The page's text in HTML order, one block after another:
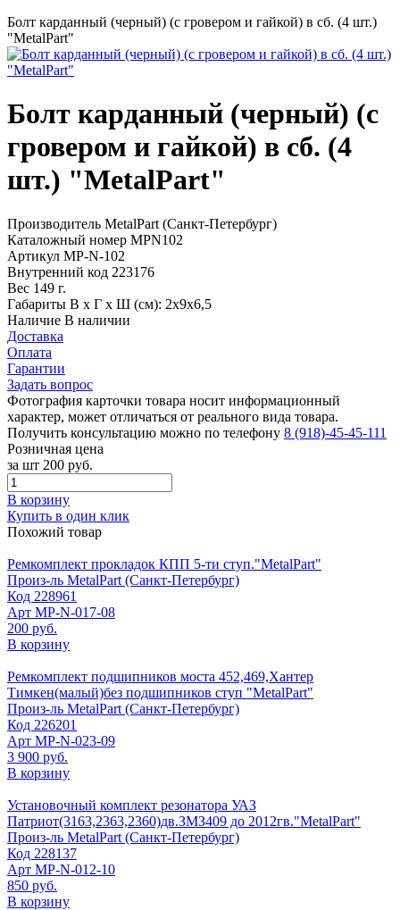
Болт карданный (черный) (с гровером и гайкой) в сб. (4 шт.)
"MetalPart"
Болт карданный (черный) (с
гровером и гайкой) в сб. (4
шт.) "MetalPart"
Производитель MetalPart (Санкт-Петербург)
Каталожный номер МРN102
Артикул МР-N-102
Внутренний код 223176
Вес 149 г.
Габариты В х Г х Ш (см): 2х9х6,5
Наличие В наличии
Доставка
Оплата
Гарантии
Задать вопрос
Фотография карточки товара носит информационный
характер, может отличаться от реального вида товара.
Получить консультацию можно по телефону 8 (918)-45-45-111
Розничная цена
за шт 200 руб.
В корзину
Купить в один клик
Похожий товар
Ремкомплект прокладок КПП 5-ти ступ."MetalPart"
Произ-ль MetalPart (Санкт-Петербург)
Код 228961
Арт МР-N-017-08
200 руб.
В корзину
Ремкомплект подшипников моста 452,469,Хантер
Тимкен(малый)без подшипников ступ "MetalPart"
Произ-ль MetalPart (Санкт-Петербург)
Код 226201
Арт МР-N-023-09
3 900 руб.
В корзину
Установочный комплект резонатора УАЗ
Патриот(3163,2363,2360)дв.ЗМЗ409 до 2012гв."MetalPart"
Произ-ль MetalPart (Санкт-Петербург)
Код 228137
Арт МР-N-012-10
850 руб.
В корзину